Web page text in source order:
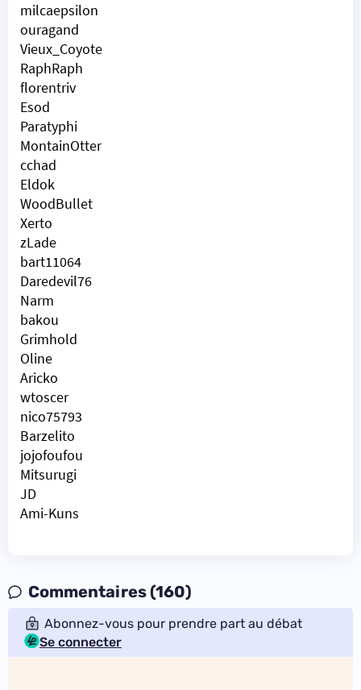
milcaepsilon
ouragand
Vieux_Coyote
RaphRaph
florentriv
Esod
Paratyphi
MontainOtter
cchad
Eldok
WoodBullet
Xerto
zLade
bart11064
Daredevil76
Narm
bakou
Grimhold
Oline
Aricko
wtoscer
nico75793
Barzelito
jojofoufou
Mitsurugi
JD
Ami-Kuns
Commentaires (160)
Abonnez-vous pour prendre part au débat
Se connecter